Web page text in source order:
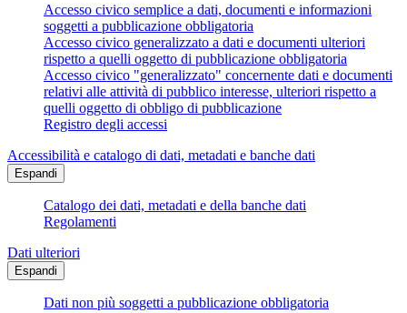
Accesso civico semplice a dati, documenti e informazioni
soggetti a pubblicazione obbligatoria
Accesso civico generalizzato a dati e documenti ulteriori
rispetto a quelli oggetto di pubblicazione obbligatoria
Accesso civico "generalizzato" concernente dati e documenti
relativi alle attività di pubblico interesse, ulteriori rispetto a
quelli oggetto di obbligo di pubblicazione
Registro degli accessi
Accessibilità e catalogo di dati, metadati e banche dati
Espandi
Catalogo dei dati, metadati e della banche dati
Regolamenti
Dati ulteriori
Espandi
Dati non più soggetti a pubblicazione obbligatoria